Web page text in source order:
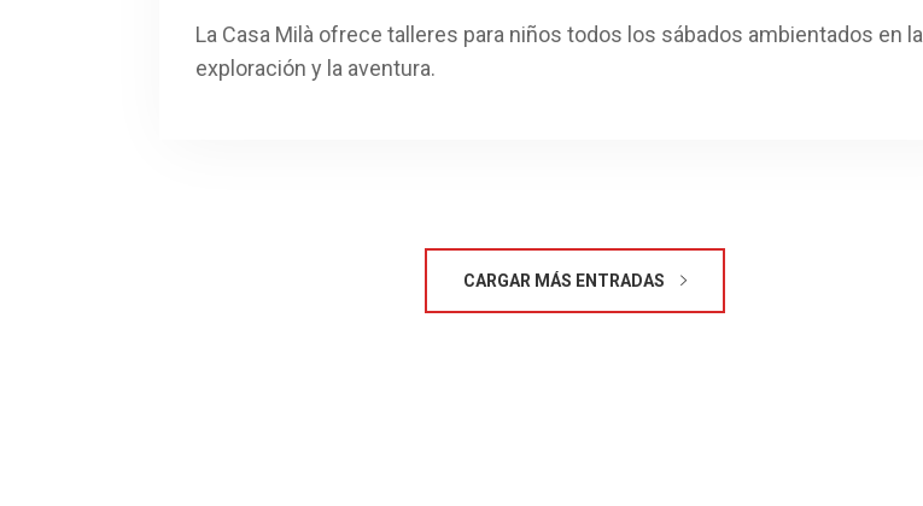
La Casa Milà ofrece talleres para niños todos los sábados ambientados en la
exploración y la aventura.
CARGAR MÁS ENTRADAS